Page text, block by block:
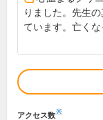
りました。先生
ています。亡くな
アクセス数※